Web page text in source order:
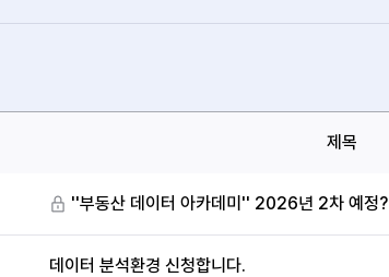
타 플랫폼 상품 검색
제목
''부동산 데이터 아카데미'' 2026년 2차 예정?
데이터 분석환경 신청합니다.